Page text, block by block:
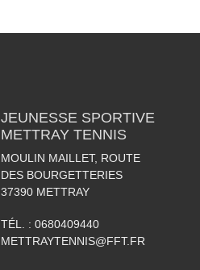
JEUNESSE SPORTIVE
METTRAY TENNIS
MOULIN MAILLET, ROUTE
DES BOURGETTERIES
37390 METTRAY
TÉL. : 0680409440
METTRAYTENNIS@FFT.FR